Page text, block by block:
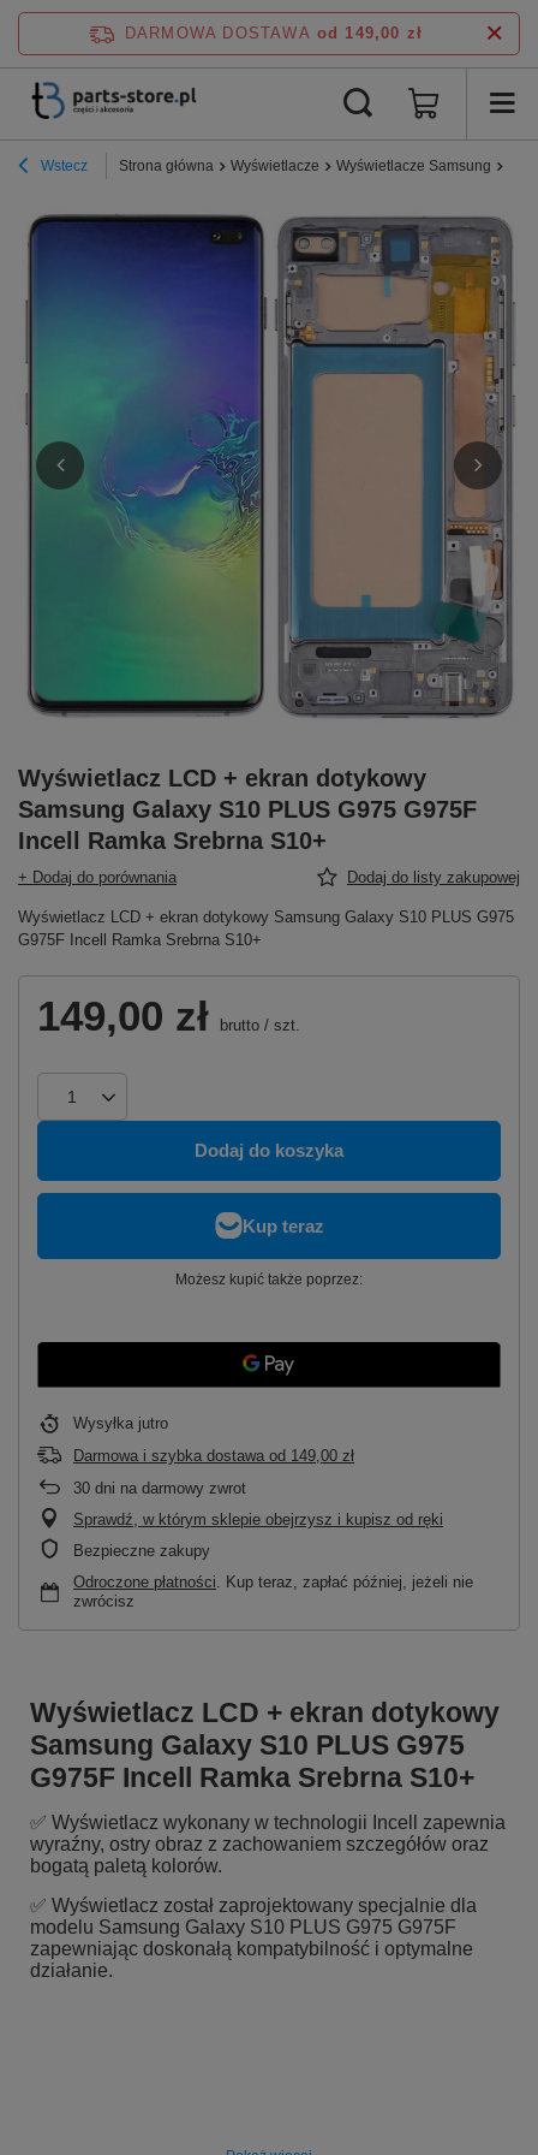
DARMOWA DOSTAWA od 149,00 zł
Wstecz Strona główna Wyświetlacze Wyświetlacze Samsung
Wyświetlacz LCD + ekran dotykowy
Samsung Galaxy S10 PLUS G975 G975F
Incell Ramka Srebrna S10+
+ Dodaj do porównania Dodaj do listy zakupowej
Wyświetlacz LCD + ekran dotykowy Samsung Galaxy S10 PLUS G975
G975F Incell Ramka Srebrna S10+
149,00 zł brutto / szt.
Dodaj do koszyka
Możesz kupić także poprzez:
Wysyłka jutro
Darmowa i szybka dostawa od 149,00 zł
30 dni na darmowy zwrot
Sprawdź, w którym sklepie obejrzysz i kupisz od ręki
Bezpieczne zakupy
Odroczone płatności . Kup teraz, zapłać później, jeżeli nie
zwrócisz
Wyświetlacz LCD + ekran dotykowy
Samsung Galaxy S10 PLUS G975
G975F Incell Ramka Srebrna S10+
✅ Wyświetlacz wykonany w technologii Incell zapewnia
wyraźny, ostry obraz z zachowaniem szczegółów oraz
bogatą paletą kolorów.
✅ Wyświetlacz został zaprojektowany specjalnie dla
modelu Samsung Galaxy S10 PLUS G975 G975F
zapewniając doskonałą kompatybilność i optymalne
działanie.